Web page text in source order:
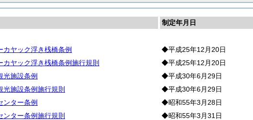
制定年月日
カヤック浮き桟橋条例
◆平成25年12月20日
カヤック浮き桟橋条例施行規則
◆平成25年12月20日
光施設条例
◆平成30年6月29日
光施設条例施行規則
◆平成30年6月29日
ンター条例
◆昭和55年3月28日
ンター条例施行規則
◆昭和55年3月31日